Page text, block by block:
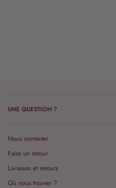
UNE QUESTION ?
Nous contacter
Faire un retour
Livraison et retours
Où nous trouver ?